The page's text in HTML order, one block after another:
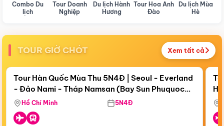
Combo Du
lịch
Tour Doanh
Nghiệp
Du lịch Hành
Hương
Tour Hoa Anh
Đào
Du lịch Mùa
Hè
TOUR GIỜ CHÓT Xem tất cả
Còn19 ngày 04:40:08
Điểm nổi bật
Tour Hàn Quốc Mùa Thu 5N4Đ | Seoul - Everland
- Đảo Nami - Tháp Namsan (Bay Sun Phuquoc
Airways)
Hồ Chí Minh 5N4Đ